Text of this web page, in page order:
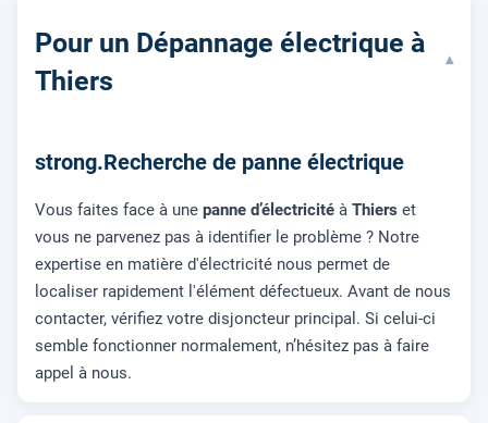
Pour un Dépannage électrique à
Thiers
▾
strong.Recherche de panne électrique
Vous faites face à une panne d’électricité à Thiers et
vous ne parvenez pas à identifier le problème ? Notre
expertise en matière d'électricité nous permet de
localiser rapidement l'élément défectueux. Avant de nous
contacter, vérifiez votre disjoncteur principal. Si celui-ci
semble fonctionner normalement, n’hésitez pas à faire
appel à nous.